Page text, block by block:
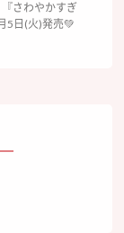
さわやかすぎ
5日(火)発売💚